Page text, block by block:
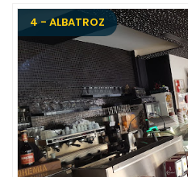
4 - ALBATROZ